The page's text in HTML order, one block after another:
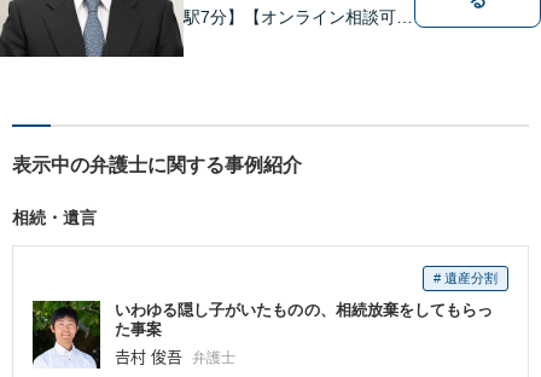
駅7分】【オンライン相談可
上で、最適な解決策を共に考
表示中の弁護士に関する事例紹介
相続・遺言
# 遺産分割
いわゆる隠し子がいたものの、相続放棄をしてもらっ
た事案
𠮷村 俊吾 弁護士